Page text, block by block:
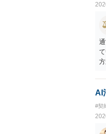
AI
#契